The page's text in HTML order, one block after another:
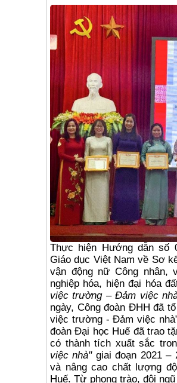
Thực hiện Hướng dẫn số
Giáo dục Việt Nam về Sơ
vận động nữ Công nhân,
nghiệp hóa, hiện đại hóa
việc trường – Đảm việc
ngày, Công đoàn ĐHH đã
việc trường - Đảm việc
đoàn Đại học Huế đã trao
có thành tích xuất sắc
việc nhà"giai đoạn 2021 –
và nâng cao chất lượng
Huế. Từ phong trào, đội